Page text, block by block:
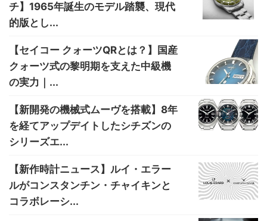
チ】1965年誕生のモデル踏襲、現代
的版とし...
【セイコー クォーツQRとは？】国産
クォーツ式の黎明期を支えた中級機
の実力｜...
【新開発の機械式ムーヴを搭載】8年
を経てアップデイトしたシチズンの
シリーズエ...
【新作時計ニュース】ルイ・エラー
ルがコンスタンチン・チャイキンと
コラボレーシ...